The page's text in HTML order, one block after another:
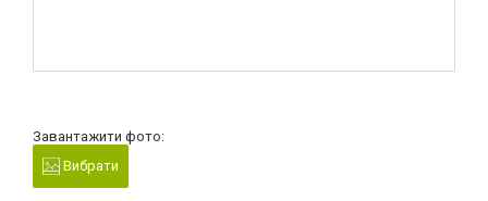
Завантажити фото:
Вибрати